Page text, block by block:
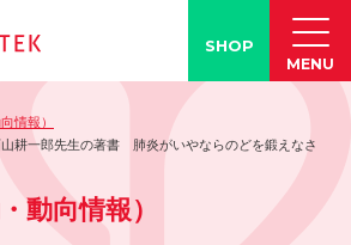
製品情報
-「FACE LINE BOTTLE」
SHOP
MENU
情報）
耕一郎先生の著書 肺炎がいやならのどを鍛えなさ
動向情報）